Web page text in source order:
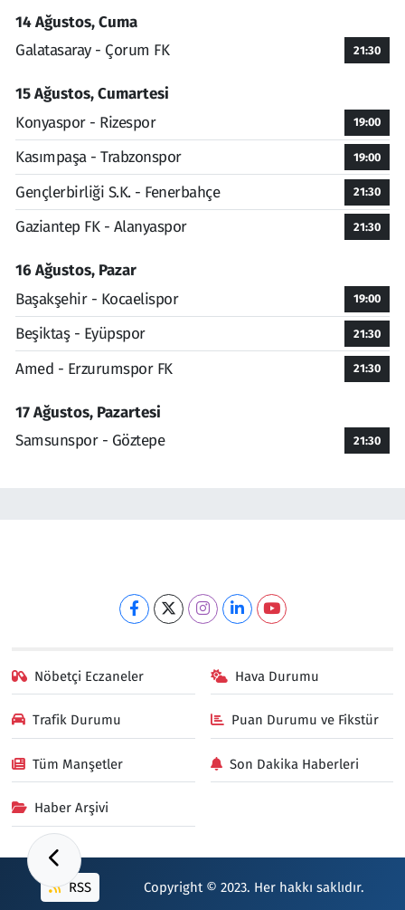
14 Ağustos, Cuma
Galatasaray - Çorum FK
21:30
15 Ağustos, Cumartesi
Konyaspor - Rizespor
19:00
Kasımpaşa - Trabzonspor 19:00
Gençlerbirliği S.K. - Fenerbahçe 21:30
Gaziantep FK - Alanyaspor 21:30
16 Ağustos, Pazar
Başakşehir - Kocaelispor
19:00
Beşiktaş - Eyüpspor 21:30
Amed - Erzurumspor FK 21:30
17 Ağustos, Pazartesi
Samsunspor - Göztepe
21:30
Nöbetçi Eczaneler Hava Durumu
Trafik Durumu Puan Durumu ve Fikstür
Tüm Manşetler Son Dakika Haberleri
Haber Arşivi
RSS Copyright © 2023. Her hakkı saklıdır.